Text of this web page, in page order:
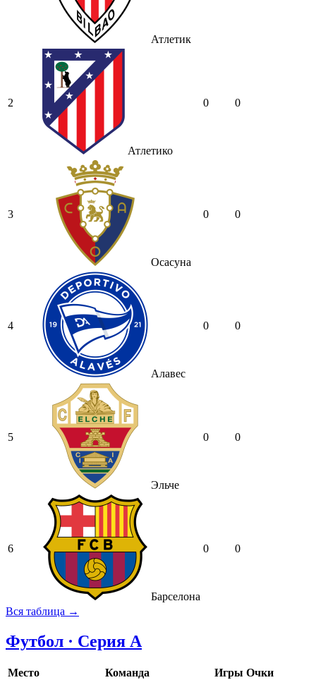
Атлетик
2
Атлетико
0 0
3
Осасуна
0 0
4
Алавес
0 0
5
Эльче
0 0
6
Барселона
0 0
Вся таблица →
Футбол · Серия А
Место Команда Игры Очки